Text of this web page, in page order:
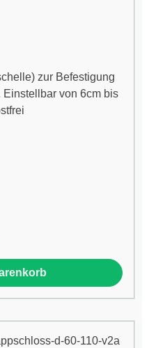
zur Befestigung